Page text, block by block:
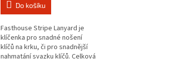
Do košíku
Fasthouse Stripe Lanyard je
klíčenka pro snadné nošení
klíčů na krku, či pro snadnější
nahmatání svazku klíčů. Celková